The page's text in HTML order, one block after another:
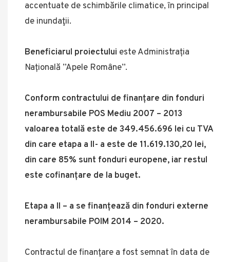
accentuate de schimbările climatice, în principal
de inundaţii.
Beneficiarul proiectului este Administrația
Națională ”Apele Române”.
Conform contractului de finanțare din fonduri
nerambursabile POS Mediu 2007 – 2013
valoarea totală este de 349.456.696 lei cu TVA
din care etapa a II- a este de 11.619.130,20 lei,
din care 85% sunt fonduri europene, iar restul
este cofinanțare de la buget.
Etapa a II – a se finanțează din fonduri externe
nerambursabile POIM 2014 – 2020.
Contractul de finanțare a fost semnat în data de